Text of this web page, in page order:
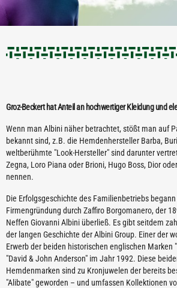
Groz-Beckert hat Anteil an hochwertiger Kleidung und
Wenn man Albini näher betrachtet, stößt man auf
bekannt sind, z.B. die Hemdenhersteller Barba,
weltberühmte "Look-Hersteller" sind darunter
Zegna, Loro Piana oder Brioni, Hugo Boss, Dior
nennen.
Die Erfolgsgeschichte des Familienbetriebs
Firmengründung durch Zaffiro Borgomanero, der
Neffen Giovanni Albini überließ. Es gibt seitdem
der langen Geschichte der Albini Group. Einer der
Erwerb der beiden historischen englischen Marken
"David & John Anderson" im Jahr 1992. Diese
Hemdenmarken sind zu Kronjuwelen der bereits
"Alibate" geworden – und umfassen Kollektionen